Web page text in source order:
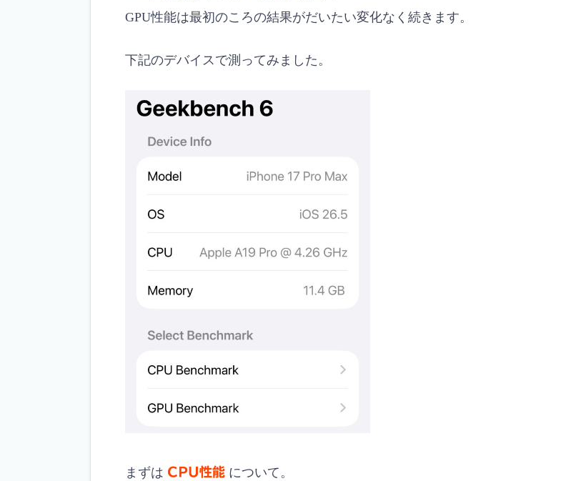
GPU性能は最初のころの結果がだいたい変化なく続きます。
下記のデバイスで測ってみました。
まずは CPU性能 について。